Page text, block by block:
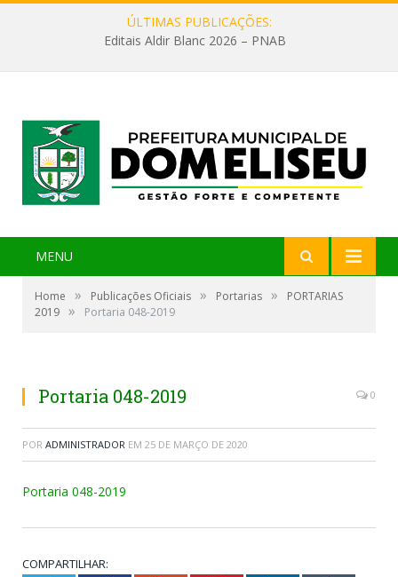
ÚLTIMAS PUBLICAÇÕES:
Editais Aldir Blanc 2026 – PNAB
MENU
Home » Publicações Oficiais » Portarias »
PORTARIAS
2019 » Portaria 048-2019
Portaria 048-2019 0
POR ADMINISTRADOR EM 25 DE MARÇO DE 2020
Portaria 048-2019
COMPARTILHAR: